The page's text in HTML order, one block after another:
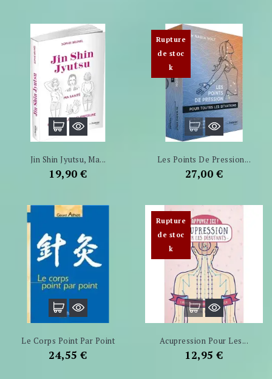
Jin Shin Jyutsu, Ma...
Prix
19,90 €
Rupture
de stoc
k
Les Points De Pression...
Prix
27,00 €
Le Corps Point Par Point
Prix
24,55 €
Rupture
de stoc
k
Acupression Pour Les...
Prix
12,95 €